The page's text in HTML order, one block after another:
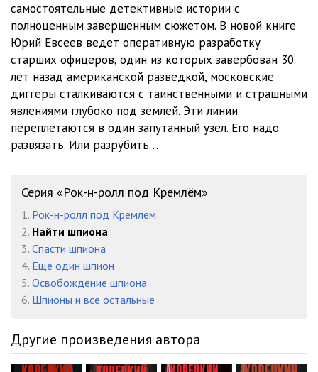
015 - Glava 1. Chast 14
016 - Glava 2. Chast 1
017 - Glava 2. Chast 2 18:29
018 - Glava 2. Chast 3 25:21
019 - Glava 2. Chast 4 14:23
020 - Glava 2. Chast 5
022 - Glava 3. Chast 2
023 - Glava 3. Chast 3
024 - Glava 3. Chast 4
025 - Glava 3. Chast 5
027 - Glava 4. Chast 1 11:59
самостоятельные детективные истории с
полноценным завершенным сюжетом. В новой книге
Юрий Евсеев ведет оперативную разработку
старших офицеров, один из которых завербован 30
лет назад американской разведкой, московские
диггеры сталкиваются с таинственными и страшными
явлениями глубоко под землей. Эти линии
переплетаются в один запутанный узел. Его надо
развязать. Или разрубить…
Серия «Рок-н-ролл под Кремлём»
1. Рок-н-ролл под Кремлем
2. Найти шпиона
3. Спасти шпиона
4. Еще один шпион
5. Освобождение шпиона
6. Шпионы и все остальные
Другие произведения автора